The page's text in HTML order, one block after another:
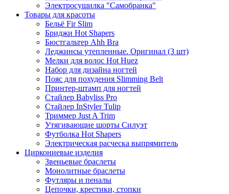
Электросушилка "Самобранка"
Товары для красоты
Бельё Fir Slim
Бриджи Hot Shapers
Бюстгальтер Ahh Bra
Леджинсы утепленные. Оригинал (3 шт)
Мелки для волос Hot Huez
Набор для дизайна ногтей
Пояс для похудения Slimming Belt
Принтер-штамп для ногтей
Стайлер Babyliss Pro
Стайлер InStyler Tulip
Триммер Just A Trim
Утягивающие шорты Силуэт
Футболка Hot Shapers
Электрическая расческа выпрямитель
Циркониевые изделия
Звеньевые браслеты
Монолитные браслеты
Футляры и пеналы
Цепочки, крестики, стопки